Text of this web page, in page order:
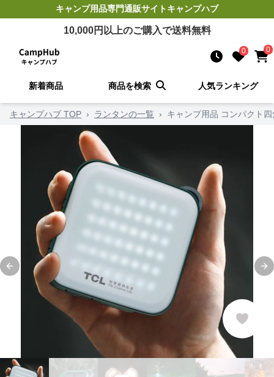
キャンプ用品専門通販サイトキャンプハブ
10,000円以上のご購入で送料無料
0 0
新着商品 商品を検索 人気ランキング
キャンプハブ TOP › ランタンの一覧 › キャンプ用品 コンパクト
Previous slide